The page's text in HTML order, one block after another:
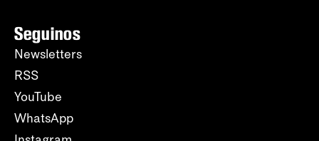
Seguinos
Newsletters
RSS
YouTube
WhatsApp